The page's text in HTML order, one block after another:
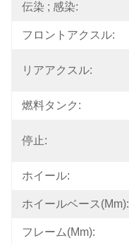
伝染 ; 感染:
フロントアクスル:
リアアクスル:
燃料タンク:
停止:
ホイール:
ホイールベース(mm):
フレーム(mm):